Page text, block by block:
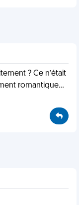
? Ce n’était
romantique...